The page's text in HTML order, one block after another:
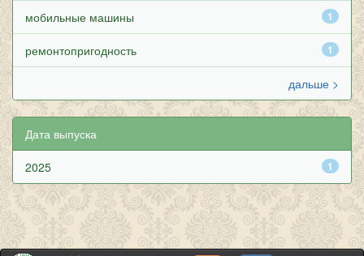
1
мобильные машины
1
ремонтопригодность
дальше >
Дата выпуска
1
2025